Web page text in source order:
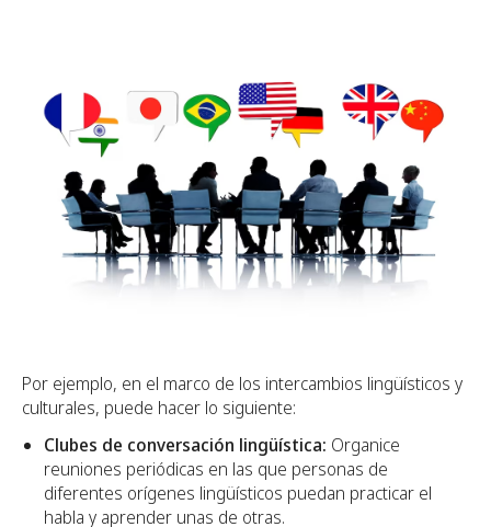
Por ejemplo, en el marco de los intercambios lingüísticos y
culturales, puede hacer lo siguiente:
Clubes de conversación lingüística: Organice
reuniones periódicas en las que personas de
diferentes orígenes lingüísticos puedan practicar el
habla y aprender unas de otras.